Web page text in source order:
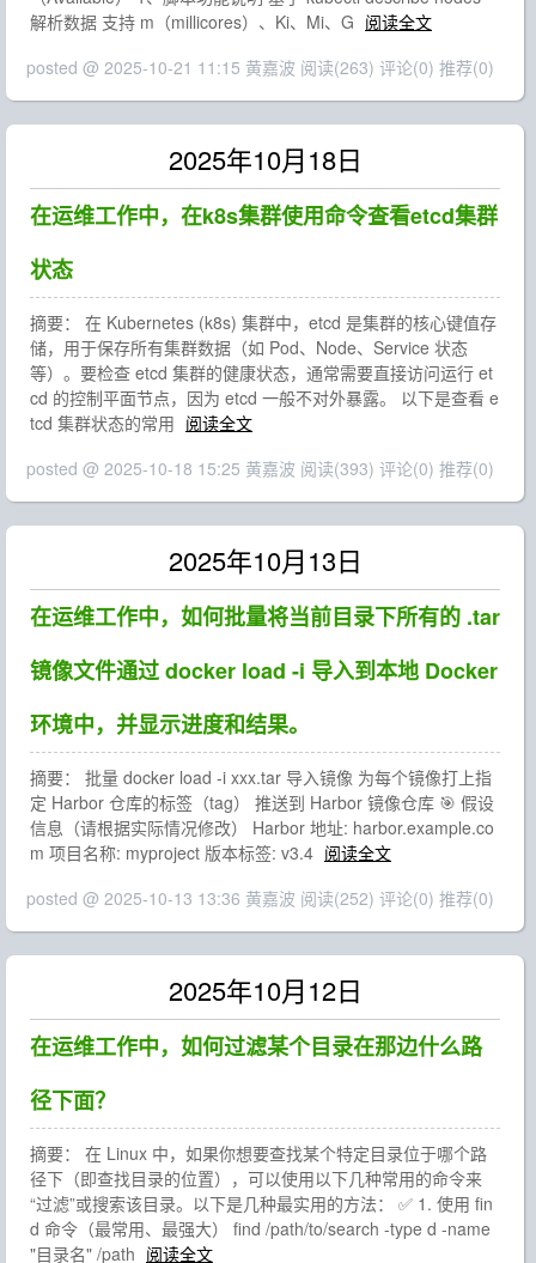
解析数据 支持 m（millicores）、Ki、Mi、G 阅读全文
posted @ 2025-10-21 11:15 黄嘉波 阅读(263) 评论(0) 推荐(0)
2025年10月18日
在运维工作中，在k8s集群使用命令查看etcd集群
状态
摘要： 在 Kubernetes (k8s) 集群中，etcd 是集群的核心键值存
储，用于保存所有集群数据（如 Pod、Node、Service 状态
等）。要检查 etcd 集群的健康状态，通常需要直接访问运行 et
cd 的控制平面节点，因为 etcd 一般不对外暴露。 以下是查看 e
tcd 集群状态的常用 阅读全文
posted @ 2025-10-18 15:25 黄嘉波 阅读(393) 评论(0) 推荐(0)
2025年10月13日
在运维工作中，如何批量将当前目录下所有的 .tar
镜像文件通过 docker load -i 导入到本地 Docker
环境中，并显示进度和结果。
摘要： 批量 docker load -i xxx.tar 导入镜像 为每个镜像打上指
定 Harbor 仓库的标签（tag） 推送到 Harbor 镜像仓库 🎯 假设
信息（请根据实际情况修改） Harbor 地址: harbor.example.co
m 项目名称: myproject 版本标签: v3.4 阅读全文
posted @ 2025-10-13 13:36 黄嘉波 阅读(252) 评论(0) 推荐(0)
2025年10月12日
在运维工作中，如何过滤某个目录在那边什么路
径下面？
摘要： 在 Linux 中，如果你想要查找某个特定目录位于哪个路
径下（即查找目录的位置），可以使用以下几种常用的命令来
“过滤”或搜索该目录。以下是几种最实用的方法： ✅ 1. 使用 fin
d 命令（最常用、最强大） find /path/to/search -type d -name
"目录名" /path 阅读全文